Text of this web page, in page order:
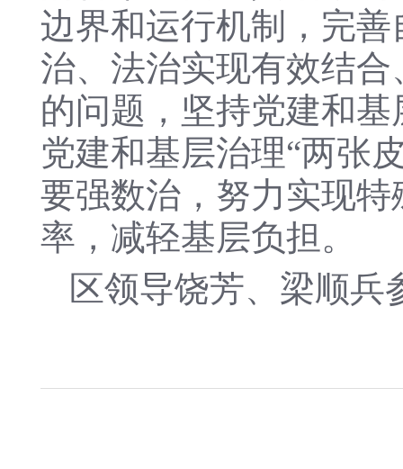
边界和运行机制，完
治、法治实现有效结
的问题，坚持党建和
党建和基层治理“两张
要强数治，努力实现
率，减轻基层负担。
区领导饶芳、梁顺兵